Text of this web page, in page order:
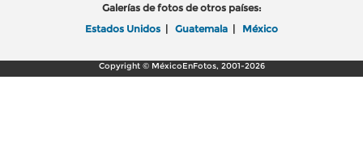
Galerías de fotos de otros países:
Estados Unidos | Guatemala | México
Copyright © MéxicoEnFotos, 2001-2026